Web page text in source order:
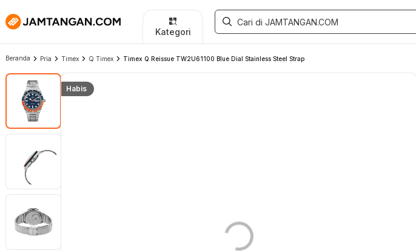
Kategori
Beranda Pria Timex Q Timex Timex Q Reissue TW2U61100 Blue Dial Stainless Steel Strap
Habis